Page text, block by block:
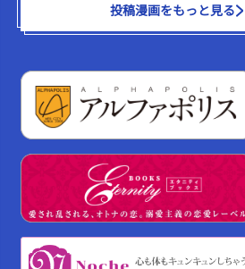
投稿漫画をもっと見る